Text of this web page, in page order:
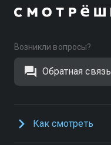
Возникли вопросы?
Обратная связь
Как смотреть